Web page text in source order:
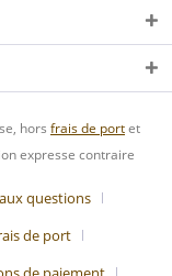
hors frais de portet
expresse contraire
questions
de port